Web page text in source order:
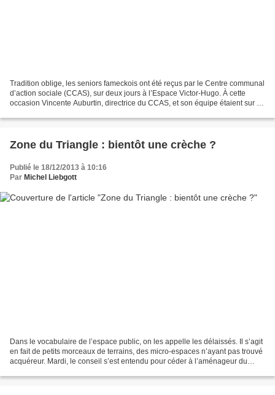
Tradition oblige, les seniors fameckois ont été reçus par le Centre communal
d’action sociale (CCAS), sur deux jours à l’Espace Victor-Hugo. À cette
occasion Vincente Auburtin, directrice du CCAS, et son équipe étaient sur le
Zone du Triangle : bientôt une crèche ?
Publié le 18/12/2013 à 10:16
Par Michel Liebgott
Dans le vocabulaire de l’espace public, on les appelle les délaissés. Il s’agit
en fait de petits morceaux de terrains, des micro-espaces n’ayant pas trouvé
acquéreur. Mardi, le conseil s’est entendu pour céder à l’aménageur du